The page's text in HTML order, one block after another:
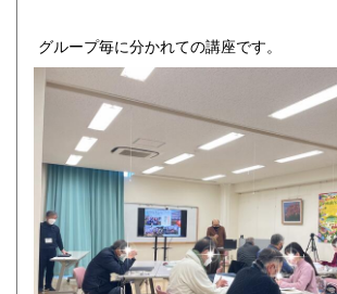
グループ毎に分かれての講座です。